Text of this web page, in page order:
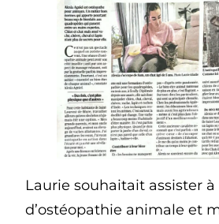
Laurie souhaitait assister
d’ostéopathie animale et